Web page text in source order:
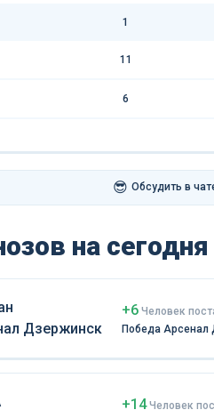
1
11
6
😎 Обсудить в
на сегодня
Дзержинск
+6 Человек
Победа Арсенал
+14 Человек